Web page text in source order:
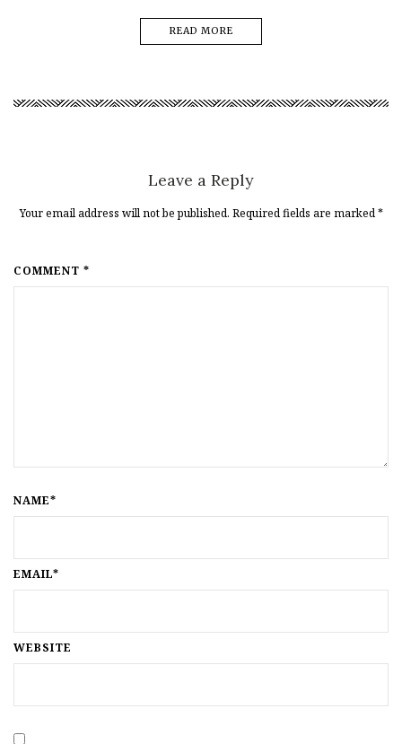
READ MORE
Leave a Reply
Your email address will not be published. Required fields are marked*
COMMENT *
NAME*
EMAIL*
WEBSITE